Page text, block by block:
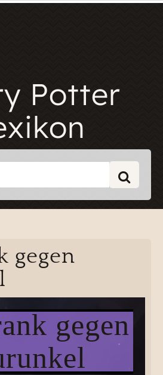
Potter
gegen
gegen